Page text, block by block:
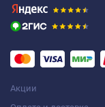
Акции